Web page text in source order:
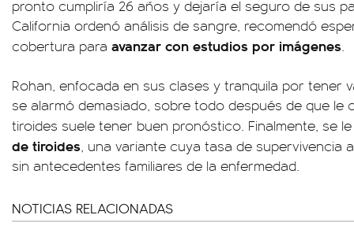
pronto cumpliría 26 años y dejaría el seguro de sus
California ordenó análisis de sangre, recomendó
cobertura para avanzar con estudios por imágenes.
Rohan, enfocada en sus clases y tranquila por tener
se alarmó demasiado, sobre todo después de que le
tiroides suele tener buen pronóstico. Finalmente, se
de tiroides, una variante cuya tasa de supervivencia
sin antecedentes familiares de la enfermedad.
NOTICIAS RELACIONADAS